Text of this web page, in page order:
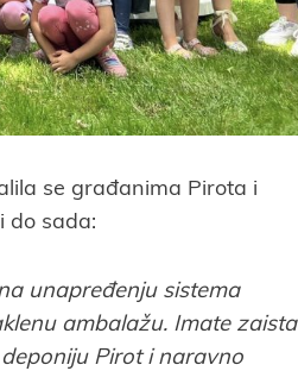
se građanima Pirota i
do sada:
unapređenju sistema
ambalažu. Imate zaista
Pirot i naravno